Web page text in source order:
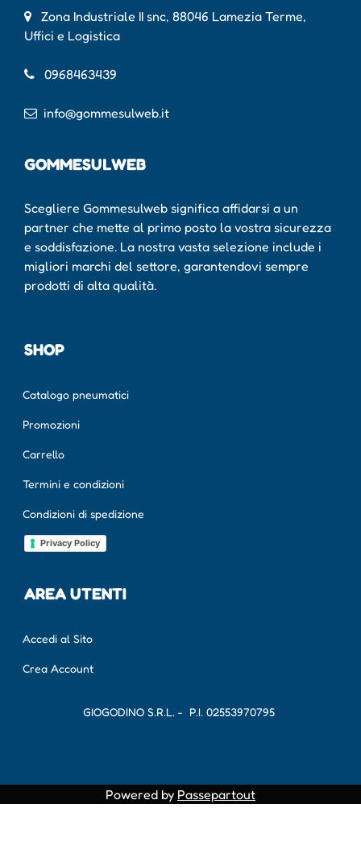
Zona Industriale II snc, 88046 Lamezia Terme,
Uffici e Logistica
0968463439
info@gommesulweb.it
GOMMESULWEB
Scegliere Gommesulweb significa affidarsi a un
partner che mette al primo posto la vostra sicurezza
e soddisfazione. La nostra vasta selezione include i
migliori marchi del settore, garantendovi sempre
prodotti di alta qualità.
SHOP
Catalogo pneumatici
Promozioni
Carrello
Termini e condizioni
Condizioni di spedizione
Privacy Policy
AREA UTENTI
Accedi al Sito
Crea Account
GIOGODINO S.R.L. - P.I. 02553970795
Powered by Passepartout